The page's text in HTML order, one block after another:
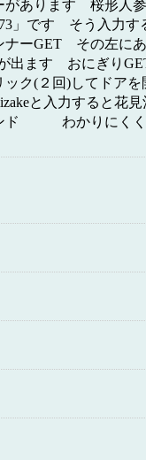
があります 桜形人
」です そう入力す
ーGET その左に
が出ます おにぎり
ク(２回)してドア
と入力すると花
ド わかりにく